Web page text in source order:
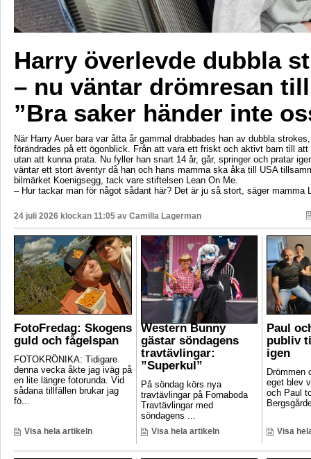
Harry överlevde dubbla
– nu väntar drömresan
”Bra saker händer inte
När Harry Auer bara var åtta år gammal drabbades han av dubbla
förändrades på ett ögonblick. Från att vara ett friskt och aktivt barn till
utan att kunna prata. Nu fyller han snart 14 år, går, springer och pratar
väntar ett stort äventyr då han och hans mamma ska åka till USA
bilmärket Koenigsegg, tack vare stiftelsen Lean On Me.
– Hur tackar man för något sådant här? Det är ju så stort, säger mamma
24 juli 2026 klockan 11:05 av Camilla Lagerman
FotoFredag: Skogens
guld och fågelspan
FOTOKRÖNIKA: Tidigare
denna vecka åkte jag iväg på
en lite längre fotorunda. Vid
sådana tillfällen brukar jag
fö...
Visa hela artikeln
Western Bunny
gästar söndagens
travtävlingar:
”Superkul”
På söndag körs nya
travtävlingar på Fornaboda
Travtävlingar med
söndagens ...
Visa hela artikeln
Paul
publiv
igen
Drömmen
eget blev
och Paul
Visa